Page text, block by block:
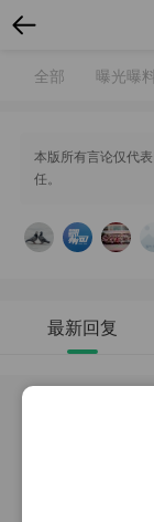
全部 曝光曝
本版所有言论仅代
任。
最新回复